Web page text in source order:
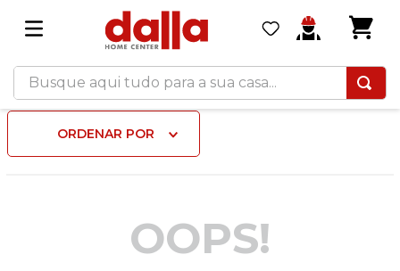
Busque aqui tudo para a sua casa...
ORDENAR POR
OOPS!